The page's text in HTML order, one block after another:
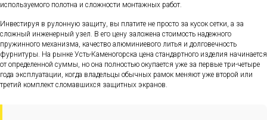
используемого полотна и сложности монтажных работ.
Инвестируя в рулонную защиту, вы платите не просто за кусок сетки, а за
сложный инженерный узел. В его цену заложена стоимость надежного
пружинного механизма, качество алюминиевого литья и долговечность
фурнитуры. На рынке Усть-Каменогорска цена стандартного изделия начинается
от определенной суммы, но она полностью окупается уже за первые три-четыре
года эксплуатации, когда владельцы обычных рамок меняют уже второй или
третий комплект сломавшихся защитных экранов.